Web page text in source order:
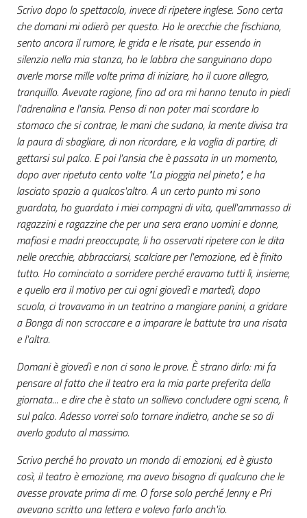
Scrivo dopo lo spettacolo, invece di ripetere inglese. Sono certa
che domani mi odierò per questo. Ho le orecchie che fischiano,
sento ancora il rumore, le grida e le risate, pur essendo in
silenzio nella mia stanza, ho le labbra che sanguinano dopo
averle morse mille volte prima di iniziare, ho il cuore allegro,
tranquillo. Avevate ragione, fino ad ora mi hanno tenuto in piedi
l'adrenalina e l'ansia. Penso di non poter mai scordare lo
stomaco che si contrae, le mani che sudano, la mente divisa tra
la paura di sbagliare, di non ricordare, e la voglia di partire, di
gettarsi sul palco. E poi l'ansia che è passata in un momento,
dopo aver ripetuto cento volte "La pioggia nel pineto", e ha
lasciato spazio a qualcos'altro. A un certo punto mi sono
guardata, ho guardato i miei compagni di vita, quell'ammasso di
ragazzini e ragazzine che per una sera erano uomini e donne,
mafiosi e madri preoccupate, li ho osservati ripetere con le dita
nelle orecchie, abbracciarsi, scalciare per l'emozione, ed è finito
tutto. Ho cominciato a sorridere perché eravamo tutti lì, insieme,
e quello era il motivo per cui ogni giovedì e martedì, dopo
scuola, ci trovavamo in un teatrino a mangiare panini, a gridare
a Bonga di non scroccare e a imparare le battute tra una risata
e l'altra.
Domani è giovedì e non ci sono le prove. È strano dirlo: mi fa
pensare al fatto che il teatro era la mia parte preferita della
giornata... e dire che è stato un sollievo concludere ogni scena, lì
sul palco. Adesso vorrei solo tornare indietro, anche se so di
averlo goduto al massimo.
Scrivo perché ho provato un mondo di emozioni, ed è giusto
così, il teatro è emozione, ma avevo bisogno di qualcuno che le
avesse provate prima di me. O forse solo perché Jenny e Pri
avevano scritto una lettera e volevo farlo anch'io.